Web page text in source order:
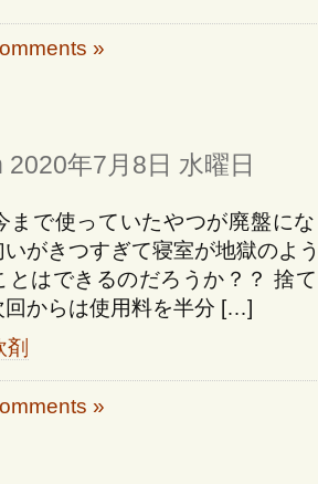
»
年7月8日 水曜日
まで使っていたやつが廃盤に
いがきつすぎて寝室が地獄のよ
とはできるのだろうか？？ 捨
回からは使用料を半分 […]
»